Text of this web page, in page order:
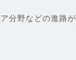
分野などの進路が